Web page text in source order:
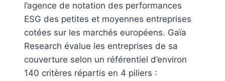
l’agence de notation des performances
ESG des petites et moyennes entreprises
cotées sur les marchés européens. Gaïa
Research évalue les entreprises de sa
couverture selon un référentiel d’environ
140 critères répartis en 4 piliers :